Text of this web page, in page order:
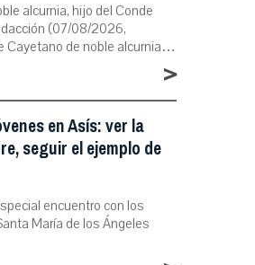
alcurnia, hijo del Conde
(07/08/2026,
Cayetano de noble alcurnia…
>
en Asís: ver la
seguir el ejemplo de
encuentro con los
María de los Ángeles